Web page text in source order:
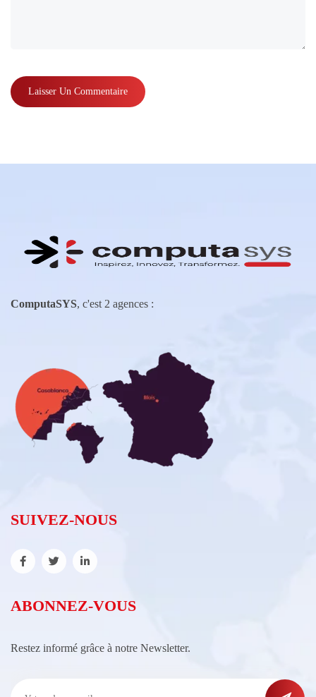
ComputaSYS, c'est 2 agences :
SUIVEZ-NOUS
ABONNEZ-VOUS
Restez informé grâce à notre Newsletter.